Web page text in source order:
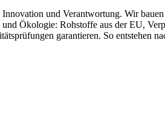
und Verantwortung. Wir bauen
Ökologie: Rohstoffe aus der EU,
garantieren. So entstehen